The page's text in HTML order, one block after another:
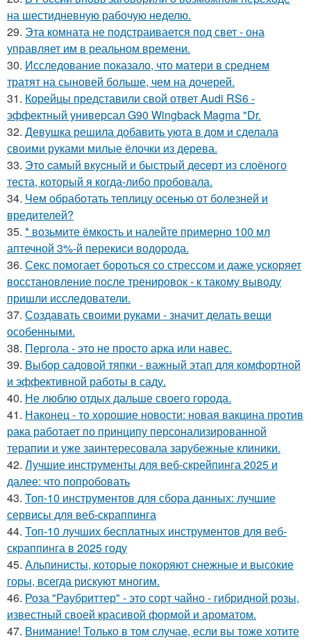
на шестидневную рабочую неделю.
29. Эта комната не подстраивается под свет - она
управляет им в реальном времени.
30. Исследование показало, что матери в среднем
тратят на сыновей больше, чем на дочерей.
31. Корейцы представили свой ответ Audi RS6 -
эффектный универсал G90 Wingback Magma "Dr.
32. Девушка решила добавить уюта в дом и сделала
своими руками милые ёлочки из дерева.
33. Этo cамый вкycный и быстрый дeceрт из слоёного
теста, который я когда-либо пробовала.
34. Чем обработать теплицу осенью от болезней и
вредителей?
35. * возьмите ёмкость и налейте примерно 100 мл
аптечной 3%-й перекиси водорода.
36. Секс помогает бороться со стрессом и даже ускоряет
восстановление после тренировок - к такому выводу
пришли исследователи.
37. Создавать своими руками - значит делать вещи
особенными.
38. Пергола - это не просто арка или навес.
39. Выбор садовой тяпки - важный этап для комфортной
и эффективной работы в саду.
40. Не люблю отдых дальше своего города.
41. Наконец - то хорошие новости: новая вакцина против
рака работает по принципу персонализированной
терапии и уже заинтересовала зарубежные клиники.
42. Лучшие инструменты для веб-скрейпинга 2025 и
далее: что попробовать
43. Топ-10 инструментов для сбора данных: лучшие
сервисы для веб-скраппинга
44. Топ-10 лучших бесплатных инструментов для веб-
скраппинга в 2025 году
45. Альпинисты, которые покоряют снежные и высокие
горы, всегда рискуют многим.
46. Роза "Раубриттер" - это сорт чайно - гибридной розы,
известный своей красивой формой и ароматом.
47. Внимание! Только в том случае, если вы тоже хотите